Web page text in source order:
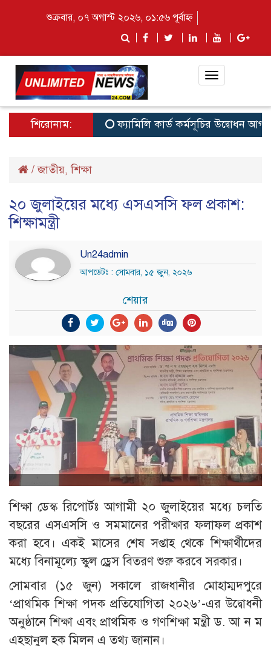
শুক্রবার, ০৭ অগাস্ট ২০২৬, ০১:৫৬ পূর্বাহ্ন
Toggle
শিরোনাম: ফ্যামিলি কার্ড কর্মসূচির উদ্বোধন আগামী
/জাতীয়,শিক্ষা
২০ জুলাইয়ের মধ্যে এসএসসি ফল প্রকাশ:
শিক্ষামন্ত্রী
Un24admin
আপডেটঃ : সোমবার, ১৫ জুন, ২০২৬
শেয়ার
শিক্ষা ডেস্ক রিপোর্টঃ আগামী ২০ জুলাইয়ের মধ্যে চলতি
বছরের এসএসসি ও সমমানের পরীক্ষার ফলাফল প্রকাশ
করা হবে। একই মাসের শেষ সপ্তাহ থেকে শিক্ষার্থীদের
মধ্যে বিনামূল্যে স্কুল ড্রেস বিতরণ শুরু করবে সরকার।
সোমবার (১৫ জুন) সকালে রাজধানীর মোহাম্মদপুরে
‘প্রাথমিক শিক্ষা পদক প্রতিযোগিতা ২০২৬’-এর উদ্বোধনী
অনুষ্ঠানে শিক্ষা এবং প্রাথমিক ও গণশিক্ষা মন্ত্রী ড. আ ন ম
এহছানুল হক মিলন এ তথ্য জানান।